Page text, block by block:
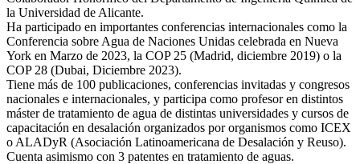
la Universidad de Alicante.
Ha participado en importantes conferencias internacionales como la
Conferencia sobre Agua de Naciones Unidas celebrada en Nueva
York en Marzo de 2023, la COP 25 (Madrid, diciembre 2019) o la
COP 28 (Dubai, Diciembre 2023).
Tiene más de 100 publicaciones, conferencias invitadas y congresos
nacionales e internacionales, y participa como profesor en distintos
máster de tratamiento de agua de distintas universidades y cursos de
capacitación en desalación organizados por organismos como ICEX
o ALADyR (Asociación Latinoamericana de Desalación y Reuso).
Cuenta asimismo con 3 patentes en tratamiento de aguas.